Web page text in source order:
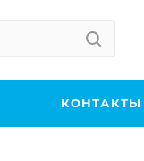
КОНТАКТЫ